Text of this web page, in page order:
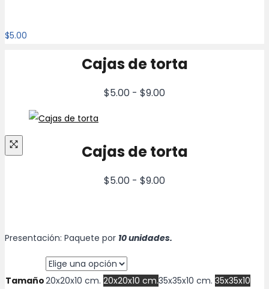
$5.00
Cajas de torta
$5.00 - $9.00Rango
$5.00
hasta
Cajas de torta
$5.00 - $9.00Rango
$9.00
Presentación: Paquete por 10 unidades.
Tamaño20x20x10 cm. 20x20x10 cm.35x35x10 cm. 35x35x10